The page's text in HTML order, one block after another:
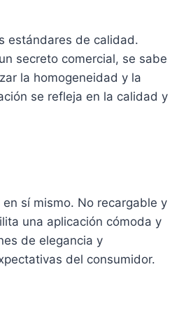
estándares de calidad.
secreto comercial, se sabe
la homogeneidad y la
se refleja en la calidad y
sí mismo. No recargable y
una aplicación cómoda y
de elegancia y
del consumidor.